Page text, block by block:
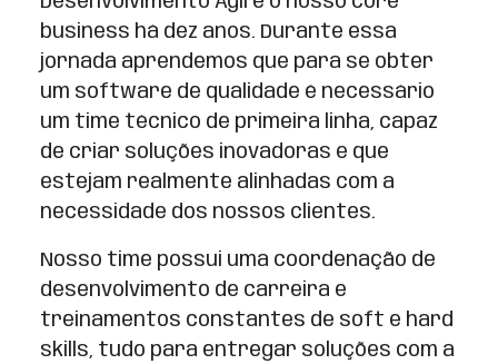
business há dez anos. Durante essa
jornada aprendemos que para se obter
um software de qualidade é necessário
um time técnico de primeira linha, capaz
de criar soluções inovadoras e que
estejam realmente alinhadas com a
necessidade dos nossos clientes.
Nosso time possui uma coordenação de
desenvolvimento de carreira e
treinamentos constantes de soft e hard
skills, tudo para entregar soluções com a